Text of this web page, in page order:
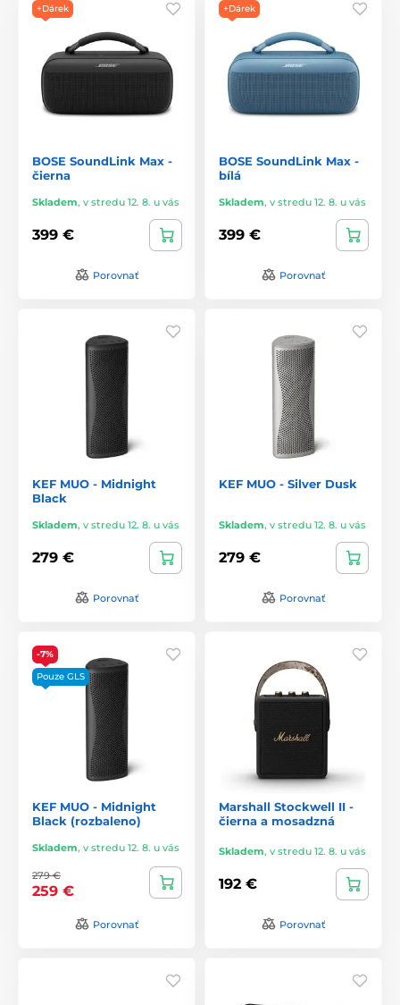
+Dárek
BOSE SoundLink Max -
čierna
Skladem, v stredu 12. 8. u vás
399 €
Porovnať
+Dárek
BOSE SoundLink Max -
bílá
Skladem, v stredu 12. 8. u vás
399 €
Porovnať
KEF MUO - Midnight
Black
Skladem, v stredu 12. 8. u vás
279 €
Porovnať
KEF MUO - Silver Dusk
Skladem, v stredu 12. 8. u vás
279 €
Porovnať
-7%
Pouze GLS
KEF MUO - Midnight
Black (rozbaleno)
Skladem, v stredu 12. 8. u vás
279 €
259 €
Porovnať
Marshall Stockwell II -
čierna a mosadzná
Skladem, v stredu 12. 8. u vás
192 €
Porovnať